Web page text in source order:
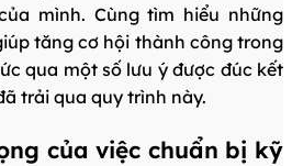
mình. Cùng tìm hiểu những
tăng cơ hội thành công trong
qua một số lưu ý được đúc kết
trải qua quy trình này.
của việc chuẩn bị kỹ